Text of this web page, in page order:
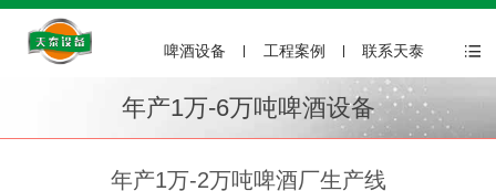
啤酒设备 工程案例 联系天泰
年产1万-6万吨啤酒设备
年产1万-2万吨啤酒厂生产线